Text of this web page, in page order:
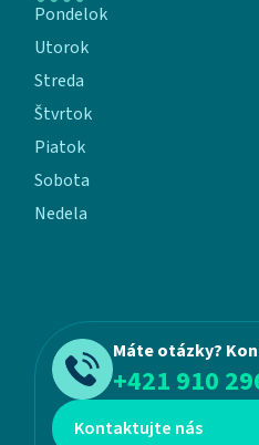
Pondelok
Utorok
Streda
Štvrtok
Piatok
Sobota
Nedela
Máte otázky?
+421 910
Kontaktujte nás